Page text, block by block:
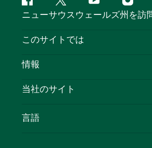
フ
ェ
ス
ッ
ツ
イ
タ
ユ
ー
イ
ン
ニューサウスウェールズ州を訪
お問い合わせ
クッキーに関する通知
このサイトでは
目的地
イベント
情報
旅行情報
NSWでのビジネス
当社のサイト
言語